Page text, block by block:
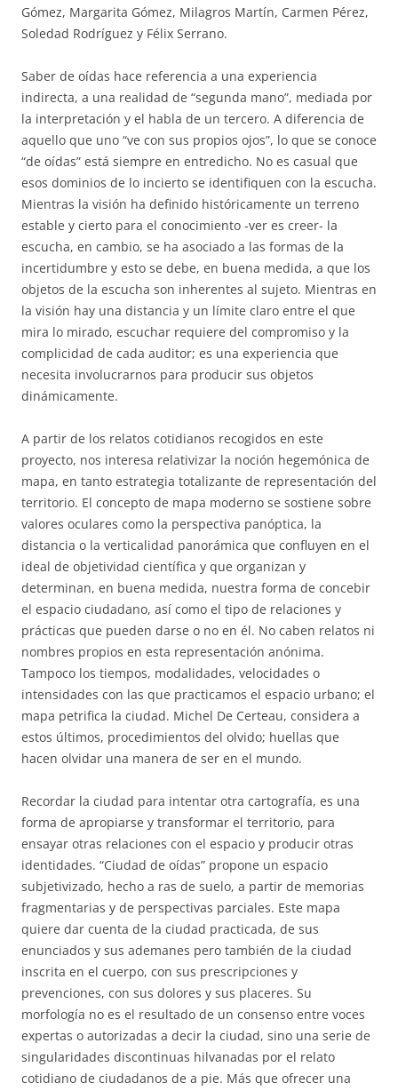
Gómez, Margarita Gómez, Milagros Martín, Carmen Pérez,
Soledad Rodríguez y Félix Serrano.
Saber de oídas hace referencia a una experiencia
indirecta, a una realidad de “segunda mano”, mediada por
la interpretación y el habla de un tercero. A diferencia de
aquello que uno “ve con sus propios ojos”, lo que se conoce
“de oídas” está siempre en entredicho. No es casual que
esos dominios de lo incierto se identifiquen con la escucha.
Mientras la visión ha definido históricamente un terreno
estable y cierto para el conocimiento -ver es creer- la
escucha, en cambio, se ha asociado a las formas de la
incertidumbre y esto se debe, en buena medida, a que los
objetos de la escucha son inherentes al sujeto. Mientras en
la visión hay una distancia y un límite claro entre el que
mira lo mirado, escuchar requiere del compromiso y la
complicidad de cada auditor; es una experiencia que
necesita involucrarnos para producir sus objetos
dinámicamente.
A partir de los relatos cotidianos recogidos en este
proyecto, nos interesa relativizar la noción hegemónica de
mapa, en tanto estrategia totalizante de representación del
territorio. El concepto de mapa moderno se sostiene sobre
valores oculares como la perspectiva panóptica, la
distancia o la verticalidad panorámica que confluyen en el
ideal de objetividad científica y que organizan y
determinan, en buena medida, nuestra forma de concebir
el espacio ciudadano, así como el tipo de relaciones y
prácticas que pueden darse o no en él. No caben relatos ni
nombres propios en esta representación anónima.
Tampoco los tiempos, modalidades, velocidades o
intensidades con las que practicamos el espacio urbano; el
mapa petrifica la ciudad. Michel De Certeau, considera a
estos últimos, procedimientos del olvido; huellas que
hacen olvidar una manera de ser en el mundo.
Recordar la ciudad para intentar otra cartografía, es una
forma de apropiarse y transformar el territorio, para
ensayar otras relaciones con el espacio y producir otras
identidades. “Ciudad de oídas” propone un espacio
subjetivizado, hecho a ras de suelo, a partir de memorias
fragmentarias y de perspectivas parciales. Este mapa
quiere dar cuenta de la ciudad practicada, de sus
enunciados y sus ademanes pero también de la ciudad
inscrita en el cuerpo, con sus prescripciones y
prevenciones, con sus dolores y sus placeres. Su
morfología no es el resultado de un consenso entre voces
expertas o autorizadas a decir la ciudad, sino una serie de
singularidades discontinuas hilvanadas por el relato
cotidiano de ciudadanos de a pie. Más que ofrecer una